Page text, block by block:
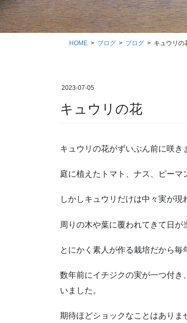
HOME ブログ ブログ キュウリの
2023-07-05
キュウリの花
キュウリの花がずいぶん前に咲き
庭に植えたトマト、ナス、ピーマ
しかしキュウリだけは中々実が現
周りの木や葉に覆われてきて日が
とにかく素人が作る栽培だから毎
数年前にイチジクの実が一つ付き
いました。
期待ほどショックなことはありま